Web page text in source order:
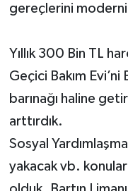
gereçlerini
Yıllık 300 Bin TL
Geçici Bakım Evi’ni
barınağı haline
arttırdık.
Sosyal
yakacak vb.